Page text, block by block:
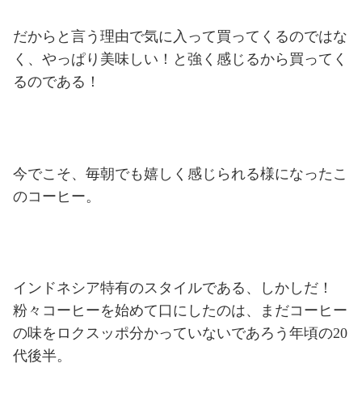
だからと言う理由で気に入って買ってくるのではな
く、やっぱり美味しい！と強く感じるから買ってく
るのである！
今でこそ、毎朝でも嬉しく感じられる様になったこ
のコーヒー。
インドネシア特有のスタイルである、しかしだ！
粉々コーヒーを始めて口にしたのは、まだコーヒー
の味をロクスッポ分かっていないであろう年頃の20
代後半。